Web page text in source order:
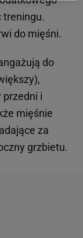
treningu.
do mięśni.
do
i
mięśnie
za
grzbietu.